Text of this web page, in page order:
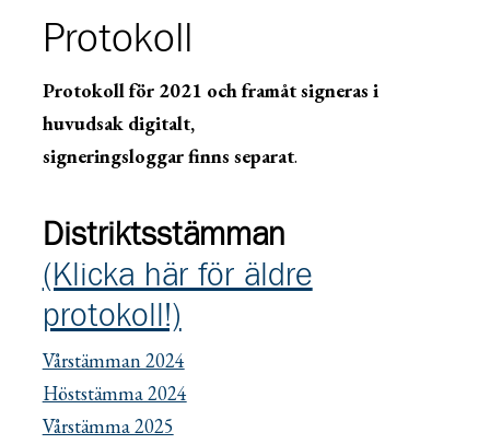
Protokoll
Protokoll för 2021 och framåt signeras i
huvudsak digitalt,
signeringsloggar finns separat.
Distriktsstämman
(Klicka här för äldre
protokoll!)
Vårstämman 2024
Höststämma 2024
Vårstämma 2025